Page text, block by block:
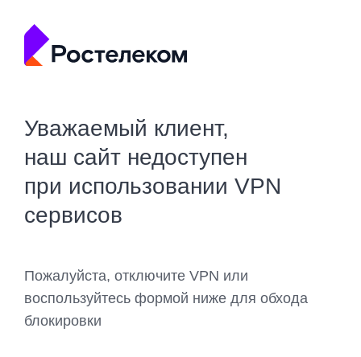
Уважаемый клиент,
наш сайт недоступен
при использовании VPN
сервисов
Пожалуйста, отключите VPN или
воспользуйтесь формой ниже для обхода
блокировки